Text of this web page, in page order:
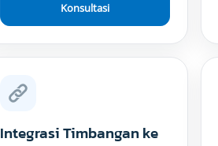
Konsultasi
Integrasi Timbangan ke